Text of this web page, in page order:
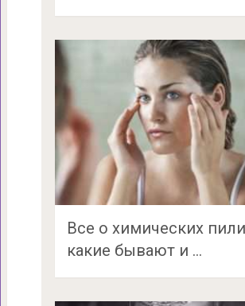
Все о химических
какие бывают и …